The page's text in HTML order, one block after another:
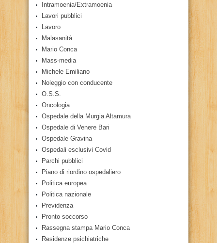
Intramoenia/Extramoenia
Lavori pubblici
Lavoro
Malasanità
Mario Conca
Mass-media
Michele Emiliano
Noleggio con conducente
O.S.S.
Oncologia
Ospedale della Murgia Altamura
Ospedale di Venere Bari
Ospedale Gravina
Ospedali esclusivi Covid
Parchi pubblici
Piano di riordino ospedaliero
Politica europea
Politica nazionale
Previdenza
Pronto soccorso
Rassegna stampa Mario Conca
Residenze psichiatriche